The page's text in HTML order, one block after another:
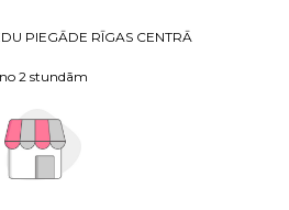
PIEGĀDE RĪGAS CENTRĀ
no 2 stundām